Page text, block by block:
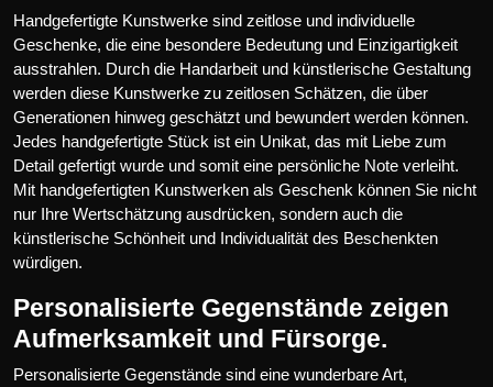
Handgefertigte Kunstwerke sind zeitlose und individuelle
Geschenke, die eine besondere Bedeutung und Einzigartigkeit
ausstrahlen. Durch die Handarbeit und künstlerische Gestaltung
werden diese Kunstwerke zu zeitlosen Schätzen, die über
Generationen hinweg geschätzt und bewundert werden können.
Jedes handgefertigte Stück ist ein Unikat, das mit Liebe zum
Detail gefertigt wurde und somit eine persönliche Note verleiht.
Mit handgefertigten Kunstwerken als Geschenk können Sie nicht
nur Ihre Wertschätzung ausdrücken, sondern auch die
künstlerische Schönheit und Individualität des Beschenkten
würdigen.
Personalisierte Gegenstände zeigen
Aufmerksamkeit und Fürsorge.
Personalisierte Gegenstände sind eine wunderbare Art,